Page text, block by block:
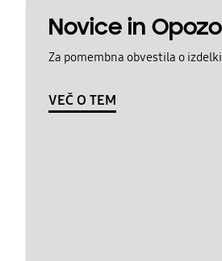
Novice in
Za pomembna obvestila o
VEČ O TEM